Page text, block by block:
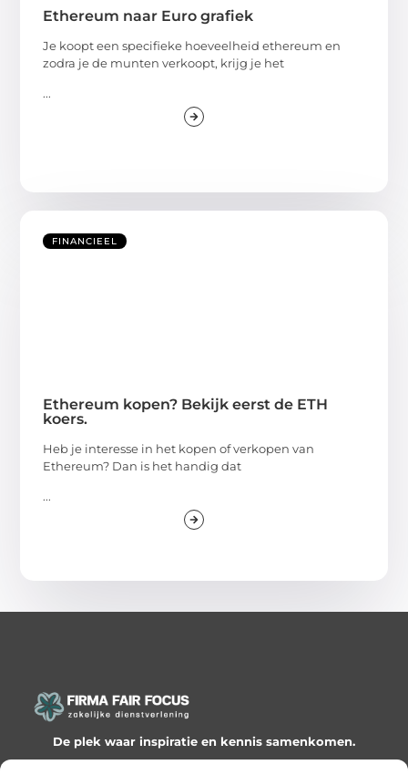
Ethereum naar Euro grafiek
Je koopt een specifieke hoeveelheid ethereum en
zodra je de munten verkoopt, krijg je het
...
FINANCIEEL
Ethereum kopen? Bekijk eerst de ETH
koers.
Heb je interesse in het kopen of verkopen van
Ethereum? Dan is het handig dat
...
De plek waar inspiratie en kennis samenkomen.